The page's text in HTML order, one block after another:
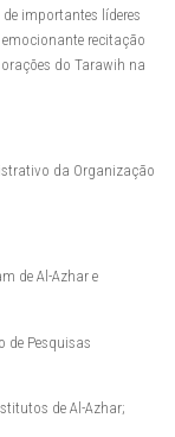
importantes líderes
recitação
do Tarawih na
da Organização
de Al-Azhar e
de Pesquisas
de Al-Azhar;